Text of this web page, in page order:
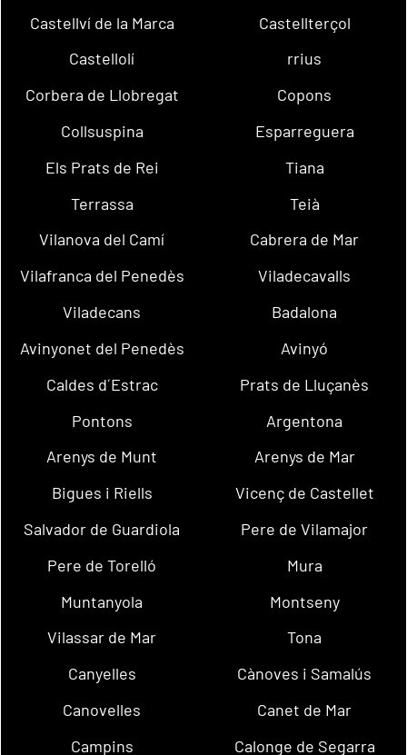
Castellví de la Marca
Castellterçol
Castellolí
rrius
Corbera de Llobregat
Copons
Collsuspina
Esparreguera
Els Prats de Rei
Tiana
Terrassa
Teià
Vilanova del Camí
Cabrera de Mar
Vilafranca del Penedès
Viladecavalls
Viladecans
Badalona
Avinyonet del Penedès
Avinyó
Caldes d´Estrac
Prats de Lluçanès
Pontons
Argentona
Arenys de Munt
Arenys de Mar
Bigues i Riells
Vicenç de Castellet
Salvador de Guardiola
Pere de Vilamajor
Pere de Torelló
Mura
Muntanyola
Montseny
Vilassar de Mar
Tona
Canyelles
Cànoves i Samalús
Canovelles
Canet de Mar
Campins
Calonge de Segarra